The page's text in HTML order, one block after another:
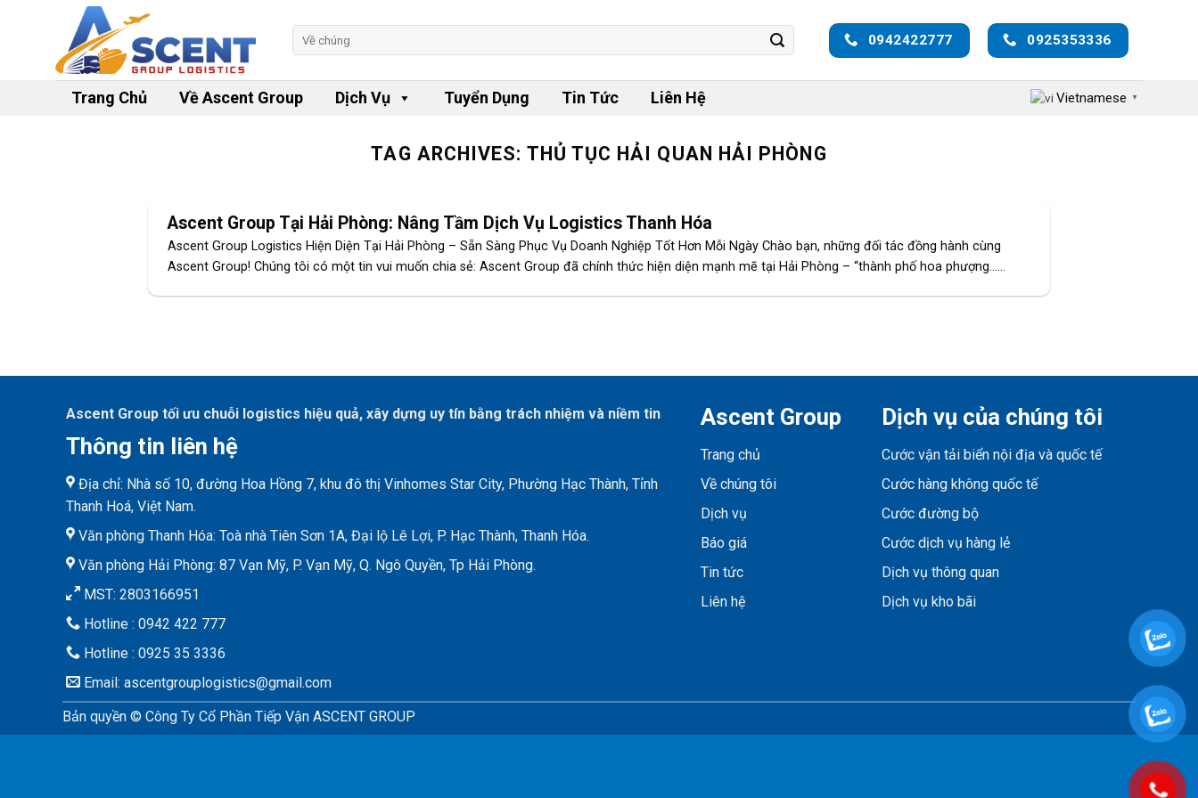
Tìm
0942422777 0925353336
Trang Chủ Về Ascent Group Dịch Vụ Tuyển Dụng Tin Tức Liên Hệ Vietnamese ▼
TAG ARCHIVES: THỦ TỤC HẢI QUAN HẢI PHÒNG
Ascent Group Tại Hải Phòng: Nâng Tầm Dịch Vụ Logistics Thanh Hóa
Ascent Group Logistics Hiện Diện Tại Hải Phòng – Sẵn Sàng Phục Vụ Doanh Nghiệp Tốt Hơn Mỗi Ngày Chào bạn, những đối tác đồng hành cùng
Ascent Group! Chúng tôi có một tin vui muốn chia sẻ: Ascent Group đã chính thức hiện diện mạnh mẽ tại Hải Phòng – “thành phố hoa phượng......
Ascent Group tối ưu chuỗi logistics hiệu quả, xây dựng uy tín bằng trách nhiệm và niềm tin
Thông tin liên hệ
Địa chỉ: Nhà số 10, đường Hoa Hồng 7, khu đô thị Vinhomes Star City, Phường Hạc Thành, Tỉnh
Thanh Hoá, Việt Nam.
Văn phòng Thanh Hóa: Toà nhà Tiên Sơn 1A, Đại lộ Lê Lợi, P. Hạc Thành, Thanh Hóa.
Văn phòng Hải Phòng: 87 Vạn Mỹ, P. Vạn Mỹ, Q. Ngô Quyền, Tp Hải Phòng.
MST: 2803166951
Hotline : 0942 422 777
Hotline : 0925 35 3336
Email: ascentgrouplogistics@gmail.com
Ascent Group
Trang chủ
Về chúng tôi
Dịch vụ
Báo giá
Tin tức
Liên hệ
Dịch vụ của chúng tôi
Cước vận tải biển nội địa và quốc tế
Cước hàng không quốc tế
Cước đường bộ
Cước dịch vụ hàng lẻ
Dịch vụ thông quan
Dịch vụ kho bãi
Bản quyền © Công Ty Cổ Phần Tiếp Vận ASCENT GROUP